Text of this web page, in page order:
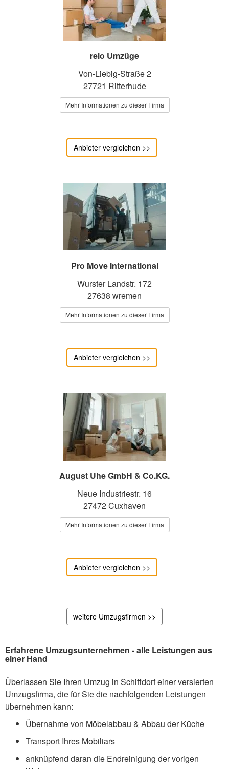
relo Umzüge
Von-Liebig-Straße 2
27721 Ritterhude
Mehr Informationen zu dieser Firma
Anbieter vergleichen >>
Pro Move International
Wurster Landstr. 172
27638 wremen
Mehr Informationen zu dieser Firma
Anbieter vergleichen >>
August Uhe GmbH & Co.KG.
Neue Industriestr. 16
27472 Cuxhaven
Mehr Informationen zu dieser Firma
Anbieter vergleichen >>
weitere Umzugsfirmen >>
Erfahrene Umzugsunternehmen - alle Leistungen aus
einer Hand
Überlassen Sie Ihren Umzug in Schiffdorf einer versierten
Umzugsfirma, die für Sie die nachfolgenden Leistungen
übernehmen kann:
Übernahme von Möbelabbau & Abbau der Küche
Transport Ihres Mobiliars
anknüpfend daran die Endreinigung der vorigen